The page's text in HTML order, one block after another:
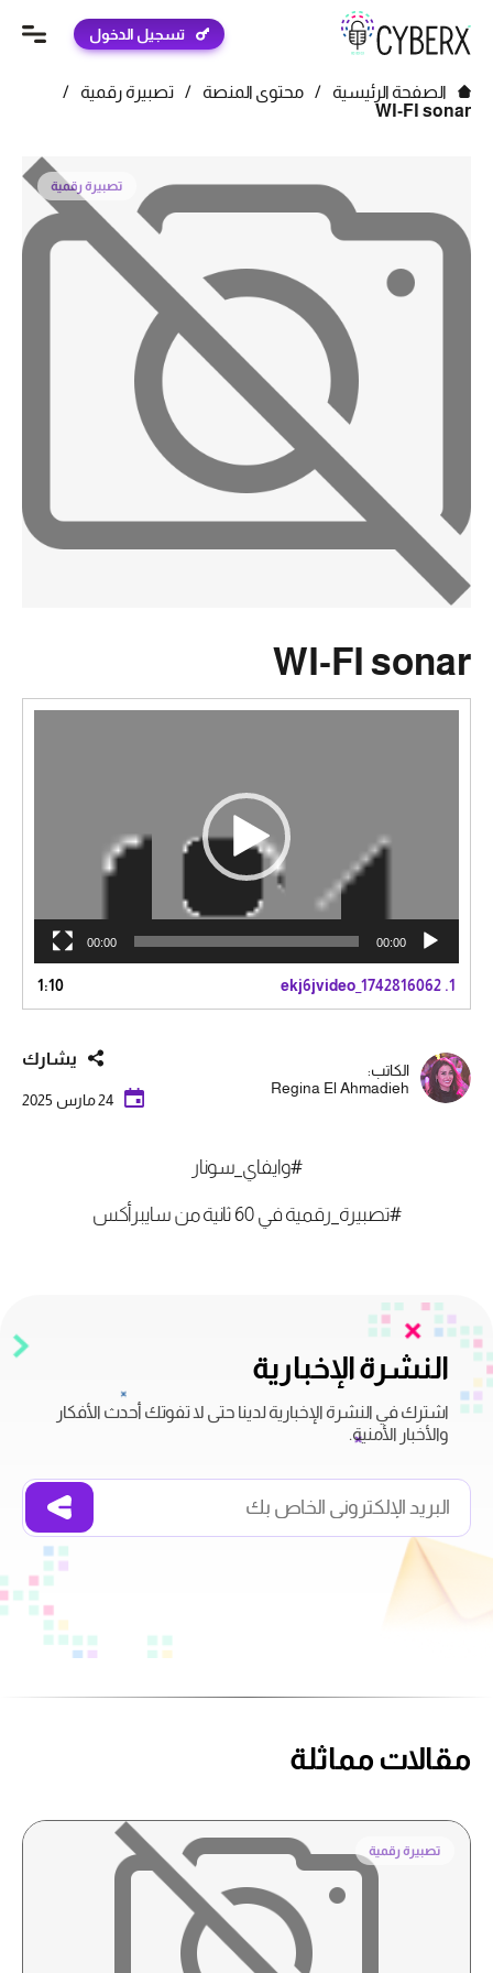
تسجيل الدخول
الصفحة الرئيسية / محتوى المنصة / تصبيرة رقمية
/
WI-FI sonar
تصبيرة رقمية
WI-FI sonar
00:00
00:00
1.
ekj6jvideo_1742816062
1:10
الكاتب:
Regina El Ahmadieh
يشارك
24 مارس 2025
#وايفاي_سونار
#تصبيرة_رقمية في 60 ثانية من سايبرأكس
النشرة الإخبارية
اشترك في النشرة الإخبارية لدينا حتى لا تفوتك أحدث الأفكار
والأخبار الأمنية.
مقالات مماثلة
تصبيرة رقمية